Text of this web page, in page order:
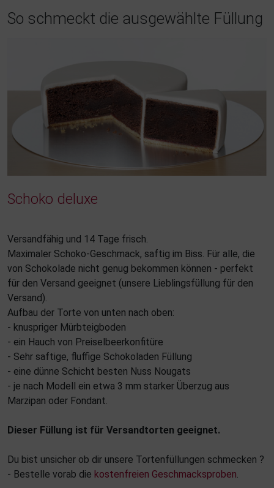
So schmeckt die ausgewählte Füllung
Schoko deluxe
Versandfähig und 14 Tage frisch.
Maximaler Schoko-Geschmack, saftig im Biss. Für alle, die
von Schokolade nicht genug bekommen können - perfekt
für den Versand geeignet (unsere Lieblingsfüllung für den
Versand).
Aufbau der Torte von unten nach oben:
- knuspriger Mürbteigboden
- ein Hauch von Preiselbeerkonfitüre
- Sehr saftige, fluffige Schokoladen Füllung
- eine dünne Schicht besten Nuss Nougats
- je nach Modell ein etwa 3 mm starker Überzug aus
Marzipan oder Fondant.
Dieser Füllung ist für Versandtorten geeignet.
Du bist unsicher ob dir unsere Tortenfüllungen schmecken ?
- Bestelle vorab die kostenfreien Geschmacksproben.